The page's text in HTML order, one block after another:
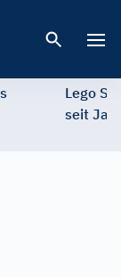
Lego
seit